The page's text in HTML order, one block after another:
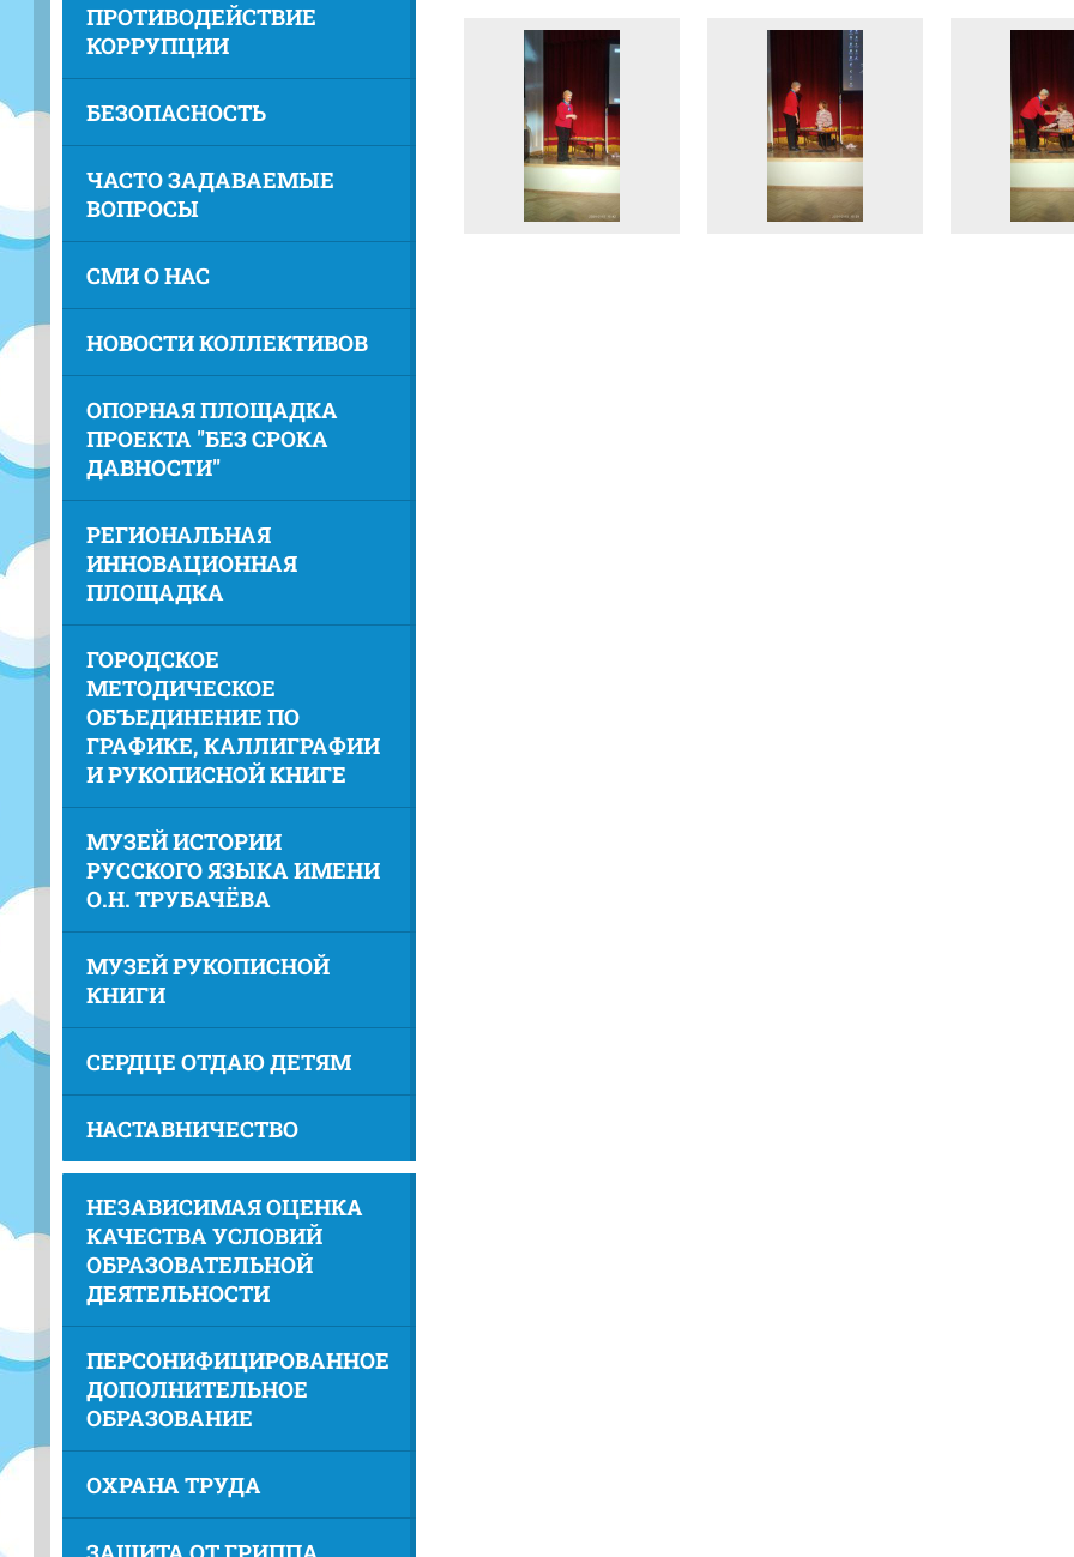
ПРОТИВОДЕЙСТВИЕ
КОРРУПЦИИ
БЕЗОПАСНОСТЬ
ЧАСТО ЗАДАВАЕМЫЕ
ВОПРОСЫ
СМИ О НАС
НОВОСТИ КОЛЛЕКТИВОВ
ОПОРНАЯ ПЛОЩАДКА
ПРОЕКТА "БЕЗ СРОКА
ДАВНОСТИ"
РЕГИОНАЛЬНАЯ
ИННОВАЦИОННАЯ
ПЛОЩАДКА
ГОРОДСКОЕ
МЕТОДИЧЕСКОЕ
ОБЪЕДИНЕНИЕ ПО
ГРАФИКЕ, КАЛЛИГРАФИИ
И РУКОПИСНОЙ КНИГЕ
МУЗЕЙ ИСТОРИИ
РУССКОГО ЯЗЫКА ИМЕНИ
О.Н. ТРУБАЧЁВА
МУЗЕЙ РУКОПИСНОЙ
КНИГИ
СЕРДЦЕ ОТДАЮ ДЕТЯМ
НАСТАВНИЧЕСТВО
НЕЗАВИСИМАЯ ОЦЕНКА
КАЧЕСТВА УСЛОВИЙ
ОБРАЗОВАТЕЛЬНОЙ
ДЕЯТЕЛЬНОСТИ
ПЕРСОНИФИЦИРОВАННОЕ
ДОПОЛНИТЕЛЬНОЕ
ОБРАЗОВАНИЕ
ОХРАНА ТРУДА